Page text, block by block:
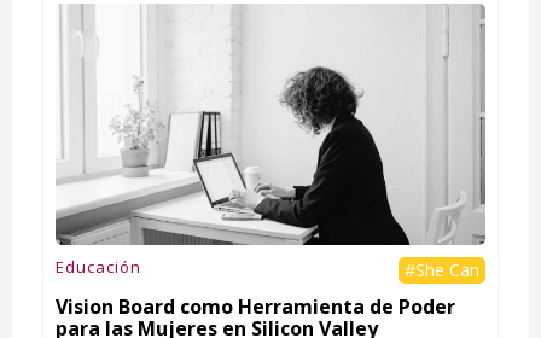
Educación #She Can
Vision Board como Herramienta de Poder
para las Mujeres en Silicon Valley